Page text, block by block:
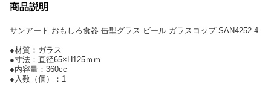
商品説明
サンアート おもしろ食器 缶型グラス ビール ガラスコップ SAN4252-4
●材質：ガラス
●寸法：直径65×H125ｍｍ
●内容量：360cc
●入数（個）：1